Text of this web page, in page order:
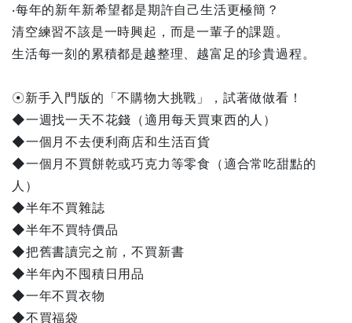
‧每年的新年新希望都是期許自己生活更極簡？
清空練習不該是一時興起，而是一輩子的課題。
生活每一刻的累積都是越整理、越富足的珍貴過程。
☉新手入門版的「不購物大挑戰」，試著做做看！
◆一週找一天不花錢（適用每天買東西的人）
◆一個月不去便利商店和生活百貨
◆一個月不買餅乾或巧克力等零食（適合常吃甜點的
人）
◆半年不買雜誌
◆半年不買特價品
◆把舊書讀完之前，不買新書
◆半年內不囤積日用品
◆一年不買衣物
◆不買福袋